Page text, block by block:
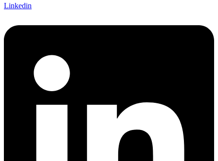
Linkedin